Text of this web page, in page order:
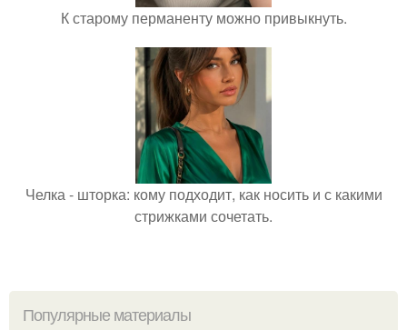
К старому перманенту можно привыкнуть.
Челка - шторка: кому подходит, как носить и с какими
стрижками сочетать.
Популярные материалы